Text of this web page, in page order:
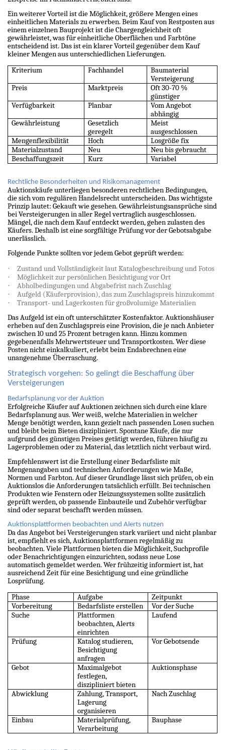
Ein weiterer Vorteil ist die Möglichkeit, größere Mengen eines
einheitlichen Materials zu erwerben. Beim Kauf von Restposten aus
einem einzelnen Bauprojekt ist die Chargengleichheit oft
gewährleistet, was für einheitliche Oberflächen und Farbtöne
entscheidend ist. Das ist ein klarer Vorteil gegenüber dem Kauf
kleiner Mengen aus unterschiedlichen Lieferungen.
Kriterium
Fachhandel
Baumaterial
Versteigerung
Preis
Marktpreis
Oft 30-70 %
günstiger
Verfügbarkeit
Planbar
Vom Angebot
abhängig
Gewährleistung
Gesetzlich
geregelt
Meist
ausgeschlossen
Mengenflexibilität
Hoch
Losgröße fix
Materialzustand
Neu
Neu bis gebraucht
Beschaffungszeit
Kurz Variabel
Rechtliche Besonderheiten und Risikomanagement
Auktionskäufe unterliegen besonderen rechtlichen Bedingungen,
die sich vom regulären Handelsrecht unterscheiden. Das wichtigste
Prinzip lautet: Gekauft wie gesehen. Gewährleistungsansprüche sind
bei Versteigerungen in aller Regel vertraglich ausgeschlossen.
Mängel, die nach dem Kauf entdeckt werden, gehen zulasten des
Käufers. Deshalb ist eine sorgfältige Prüfung vor der Gebotsabgabe
unerlässlich.
Folgende Punkte sollten vor jedem Gebot geprüft werden:
· Zustand und Vollständigkeit laut Katalogbeschreibung und Fotos
· Möglichkeit zur persönlichen Besichtigung vor Ort
· Abholbedingungen und Abgabefrist nach Zuschlag
· Aufgeld (Käuferprovision), das zum Zuschlagspreis hinzukommt
·
Transport- und Lagerkosten für großvolumige Materialien
Das Aufgeld ist ein oft unterschätzter Kostenfaktor. Auktionshäuser
erheben auf den Zuschlagspreis eine Provision, die je nach Anbieter
zwischen 10 und 25 Prozent betragen kann. Hinzu kommen
gegebenenfalls Mehrwertsteuer und Transportkosten. Wer diese
Posten nicht einkalkuliert, erlebt beim Endabrechnen eine
unangenehme Überraschung.
Strategisch vorgehen: So gelingt die Beschaffung über
Versteigerungen
Bedarfsplanung vor der Auktion
Erfolgreiche Käufer auf Auktionen zeichnen sich durch eine klare
Bedarfsplanung aus. Wer weiß, welche Materialien in welcher
Menge benötigt werden, kann gezielt nach passenden Losen suchen
und bleibt beim Bieten diszipliniert. Spontane Käufe, die nur
aufgrund des günstigen Preises getätigt werden, führen häufig zu
Lagerproblemen oder zu Material, das letztlich nicht verbaut wird.
Empfehlenswert ist die Erstellung einer Bedarfsliste mit
Mengenangaben und technischen Anforderungen wie Maße,
Normen und Farbton. Auf dieser Grundlage lässt sich prüfen, ob ein
Auktionslos die Anforderungen tatsächlich erfüllt. Bei technischen
Produkten wie Fenstern oder Heizungssystemen sollte zusätzlich
geprüft werden, ob passende Einbauteile und Zubehör verfügbar
sind oder separat beschafft werden müssen.
Auktionsplattformen beobachten und Alerts nutzen
Da das Angebot bei Versteigerungen stark variiert und nicht planbar
ist, empfiehlt es sich, Auktionsplattformen regelmäßig zu
beobachten. Viele Plattformen bieten die Möglichkeit, Suchprofile
oder Benachrichtigungen einzurichten, sodass neue Lose
automatisch gemeldet werden. Wer frühzeitig informiert ist, hat
ausreichend Zeit für eine Besichtigung und eine gründliche
Losprüfung.
Phase
Aufgabe
Zeitpunkt
Vorbereitung
Bedarfsliste erstellen
Vor der Suche
Suche
Plattformen
beobachten, Alerts
einrichten
Laufend
Prüfung
Katalog studieren,
Besichtigung
anfragen
Vor Gebotsende
Gebot
Maximalgebot
festlegen,
diszipliniert bieten
Auktionsphase
Abwicklung
Zahlung, Transport,
Lagerung
organisieren
Nach Zuschlag
Einbau
Materialprüfung,
Verarbeitung
Bauphase